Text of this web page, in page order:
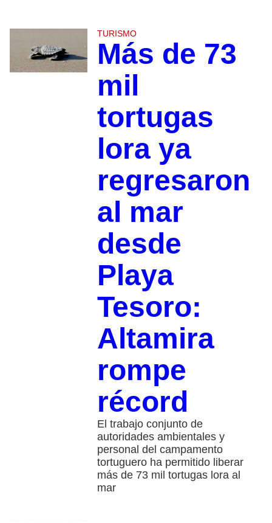
TURISMO
Más de 73
mil
tortugas
lora ya
regresaron
al mar
desde
Playa
Tesoro:
Altamira
rompe
récord
El trabajo conjunto de
autoridades ambientales y
personal del campamento
tortuguero ha permitido liberar
más de 73 mil tortugas lora al
mar